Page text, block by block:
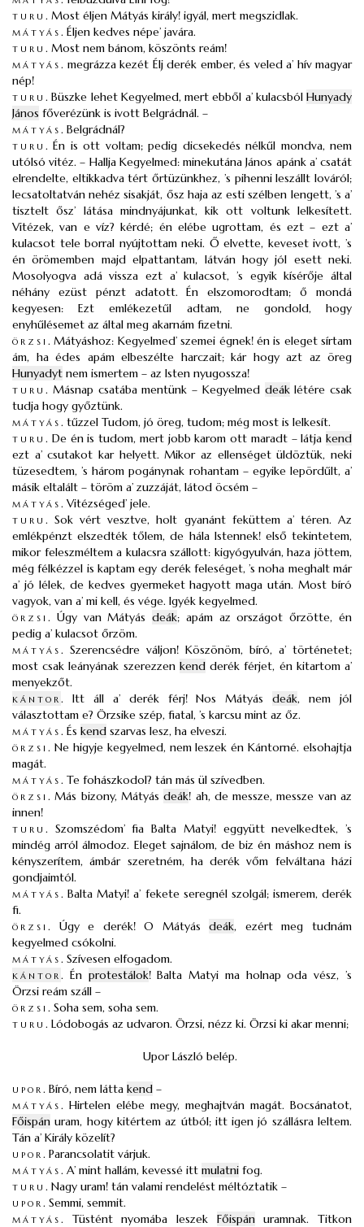
turu . Most éljen Mátyás király! igyál, mert megszidlak.
mátyás. Éljen kedves népe’ javára.
turu . Most nem bánom, köszönts reám!
mátyás. megrázza kezét Élj derék ember, és veled a’ hív magyar
nép!
turu .Büszke lehet Kegyelmed, mert ebből a’ kulacsból Hunyady
János főverézünk is ivott Belgrádnál. –
mátyás. Belgrádnál?
turu .Én is ott voltam; pedig dicsekedés nélkűl mondva, nem
utólsó vitéz. – Hallja Kegyelmed: minekutána János apánk a’ csatát
elrendelte, eltikkadva tért őrtüzünkhez, ’s pihenni leszállt lováról;
lecsatoltatván nehéz sisakját, ősz haja az esti szélben lengett, ’s a’
tisztelt ősz’ látása mindnyájunkat, kik ott voltunk lelkesített.
Vitézek, van e víz? kérdé; én elébe ugrottam, és ezt – ezt a’
kulacsot tele borral nyújtottam neki. Ő elvette, keveset ivott, ’s
én örömemben majd elpattantam, látván hogy jól esett neki.
Mosolyogva adá vissza ezt a’ kulacsot, ’s egyik kísérője által
néhány ezüst pénzt adatott. Én elszomorodtam; ő mondá
kegyesen: Ezt emlékezetűl adtam, ne gondold, hogy
enyhűlésemet az által meg akarnám fizetni.
örzsi .Mátyáshoz: Kegyelmed’ szemei égnek! én is eleget sírtam
ám, ha édes apám elbeszélte harczait; kár hogy azt az öreg
Hunyadyt nem ismertem – az Isten nyugossza!
turu . Másnap csatába mentünk – Kegyelmed deáklétére csak
tudja hogy győztünk.
mátyás. tűzzel Tudom, jó öreg, tudom; még most is lelkesít.
turu . De én is tudom, mert jobb karom ott maradt – látja kend
ezt a’ csutakot kar helyett. Mikor az ellenséget üldöztük, neki
tüzesedtem, ’s három pogánynak rohantam – egyike lepördűlt, a’
másik eltalált – töröm a’ zuzzáját, látod öcsém –
mátyás. Vitézséged’ jele.
turu .Sok vért vesztve, holt gyanánt feküttem a’ téren. Az
emlékpénzt elszedték tőlem, de hála Istennek! első tekintetem,
mikor feleszméltem a kulacsra szállott: kigyógyulván, haza jöttem,
még félkézzel is kaptam egy derék feleséget, ’s noha meghalt már
a’ jó lélek, de kedves gyermeket hagyott maga után. Most bíró
vagyok, van a’ mi kell, és vége. Igyék kegyelmed.
örzsi . Úgy van Mátyásdeák; apám az országot őrzötte, én
pedig a’ kulacsot őrzöm.
mátyás. Szerencsédre váljon! Köszönöm, bíró, a’ történetet;
most csak leányának szerezzen kendderék férjet, én kitartom a’
menyekzőt.
kántor. Itt áll a’ derék férj! Nos Mátyásdeák, nem jól
választottam e? Örzsike szép, fiatal, ’s karcsu mint az őz.
mátyás. És kend szarvas lesz, ha elveszi.
örzsi . Ne higyje kegyelmed, nem leszek én Kántorné. elsohajtja
magát.
mátyás. Te fohászkodol? tán más ül szívedben.
örzsi .Más bizony, Mátyásdeák! ah, de messze, messze van az
innen!
turu . Szomszédom’ fia Balta Matyi! eggyütt nevelkedtek, ’s
mindég arról álmodoz. Eleget sajnálom, de biz én máshoz nem is
kényszerítem, ámbár szeretném, ha derék vőm felváltana házi
gondjaimtól.
mátyás.Balta Matyi! a’ fekete seregnél szolgál; ismerem, derék
fi.
örzsi . Úgy e derék! O Mátyásdeák, ezért meg tudnám
kegyelmed csókolni.
mátyás. Szívesen elfogadom.
kántor. Én protestálok! Balta Matyi ma holnap oda vész, ’s
Örzsi reám száll –
örzsi . Soha sem, soha sem.
turu . Lódobogás az udvaron. Örzsi, nézz ki. Örzsi ki akar menni;
Upor László belép.
upor. Bíró, nem látta kend –
mátyás. Hirtelen elébe megy, meghajtván magát. Bocsánatot,
Főispán uram, hogy kitértem az útból; itt igen jó szállásra leltem.
Tán a’ Király közelít?
upor. Parancsolatit várjuk.
mátyás. A’ mint hallám, kevessé itt mulatni fog.
turu . Nagy uram! tán valami rendelést méltóztatik –
upor. Semmi, semmit.
mátyás. Tüstént nyomába leszek Főispánuramnak. Titkon